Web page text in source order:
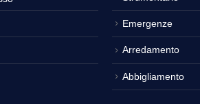
Emergenze
Arredamento
Abbigliamento